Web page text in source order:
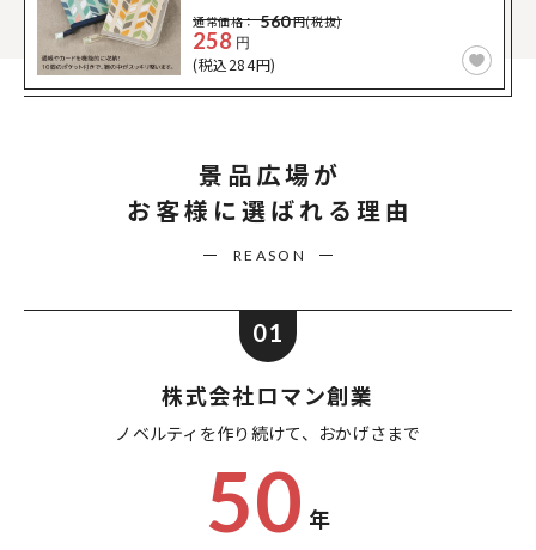
通常価格： 560円(税抜)
258 円
(税込284円)
景品広場が
お客様に選ばれる理由
REASON
01
株式会社ロマン創業
ノベルティを作り続けて、 おかげさまで
50 年